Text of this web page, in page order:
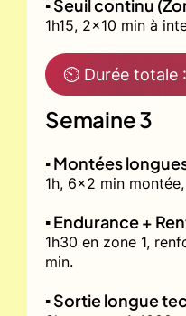
▪️ Seuil continu
1h15, 2x10 min à
⏲ Durée totale
Semaine 3
▪️ Montées
1h, 6x2 min
▪️ Endurance +
1h30 en zone 1,
min.
▪️ Sortie longue